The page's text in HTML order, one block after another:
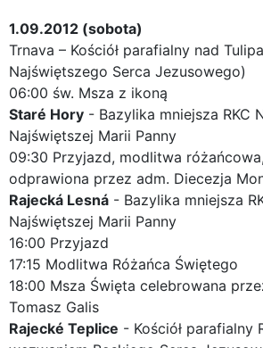
1.09.2012 (sobota)
Trnava – Kościół parafialny nad
Najświętszego Serca Jezusowego)
06:00 św. Msza z ikoną
Staré Hory - Bazylika mniejsza RKC
Najświętszej Marii Panny
09:30 Przyjazd, modlitwa
odprawiona przez adm. Diecezja
Rajecká Lesná - Bazylika mniejsza
Najświętszej Marii Panny
16:00 Przyjazd
17:15 Modlitwa Różańca Świętego
18:00 Msza Święta celebrowana
Tomasz Galis
Rajecké Teplice - Kościół parafialny